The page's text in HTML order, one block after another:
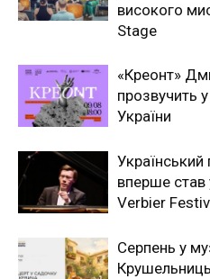
високого
Stage
«Креонт»
прозвучить
України
вперше став
Verbier
Серпень у